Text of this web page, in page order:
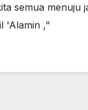
semua menuju
'Alamin ,"